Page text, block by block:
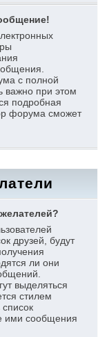
с полной
важно при этом
подробная
форума сможет
друзей, будут
ли они
выделяться
стилем
ими сообщения